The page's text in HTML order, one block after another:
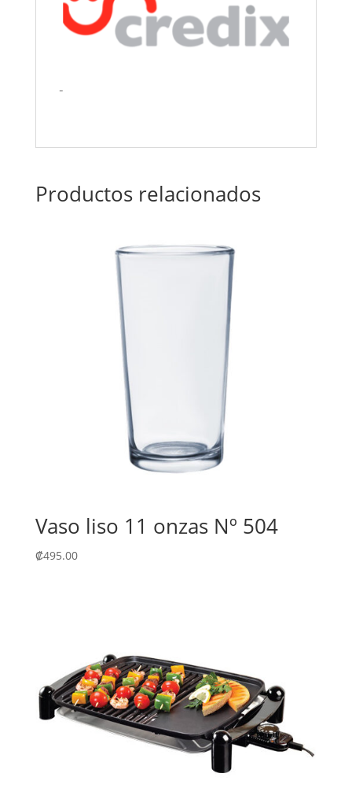
Productos relacionados
Vaso liso 11 onzas Nº 504
₡495.00